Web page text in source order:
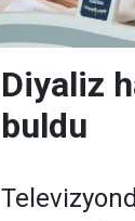
Diyaliz
buldu